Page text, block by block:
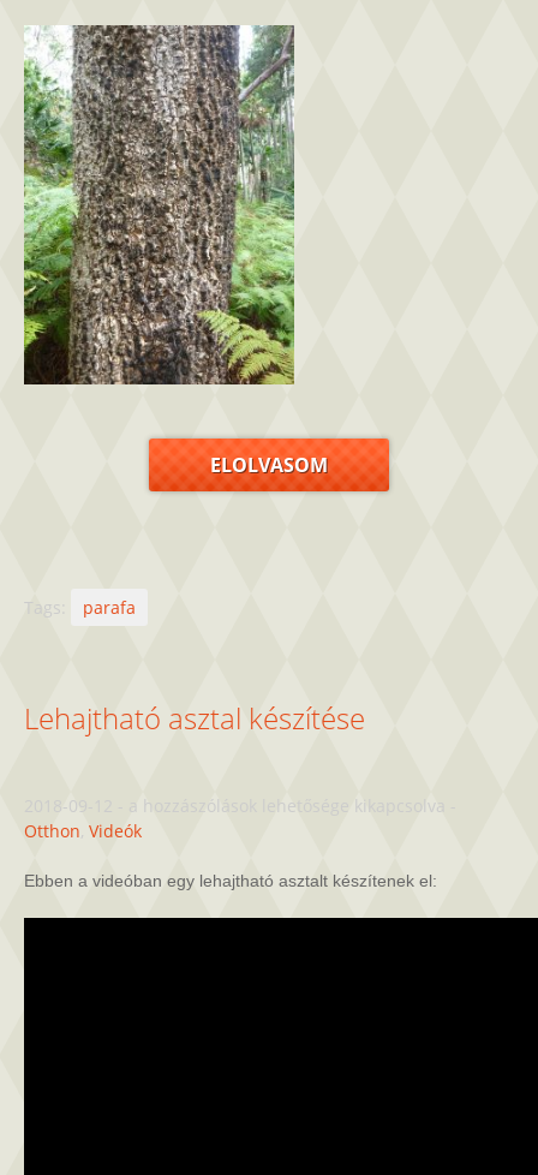
ELOLVASOM
Tags: parafa
Lehajtható asztal készítése
2018-09-12
Lehajtható
asztal
bejegyzéshez
a hozzászólások lehetősége kikapcsolva
Otthon, Videók
Ebben a videóban egy lehajtható asztalt készítenek el: